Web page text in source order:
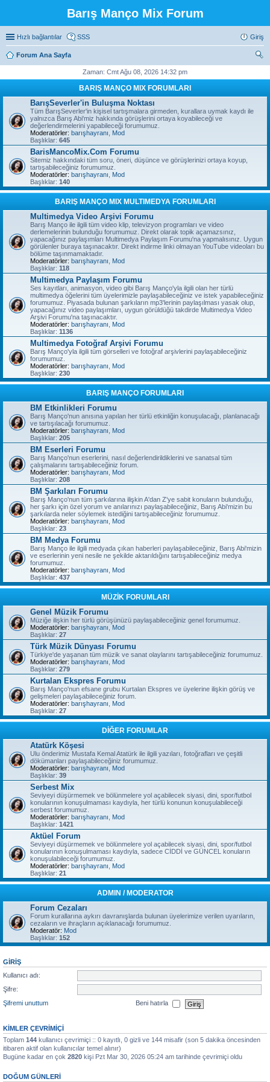
Barış Manço Mix Forum
Hızlı bağlantılar SSS Giriş
Forum Ana Sayfa
Zaman: Cmt Ağu 08, 2026 14:32 pm
BARIŞ MANÇO MIX FORUMLARI
BarışSeverler'in Buluşma Noktası
Tüm BarışSeverler'in kişisel tartışmalara girmeden, kurallara uymak kaydı ile
yalnızca Barış Abi'miz hakkında görüşlerini ortaya koyabileceği ve
değerlendirmelerini yapabileceği forumumuz.
Moderatörler: barışhayranı
Mod
Başlıklar: 645
BarisMancoMix.Com Forumu
Sitemiz hakkındaki tüm soru, öneri, düşünce ve görüşlerinizi ortaya koyup,
tartışabileceğiniz forumumuz.
Moderatörler: barışhayranı
Mod
Başlıklar: 140
BARIŞ MANÇO MIX MULTIMEDYA FORUMLARI
Multimedya Video Arşivi Forumu
Barış Manço ile ilgili tüm video klip, televizyon programları ve video
derlemelerinin bulunduğu forumumuz. Direkt olarak topik açamazsınız,
yapacağınız paylaşımları Multimedya Paylaşım Forumu'na yapmalısınız. Uygun
görülenler buraya taşınacaktır. Direkt indirme linki olmayan YouTube videoları bu
bölüme taşınmamaktadır.
Moderatörler: barışhayranı
Mod
Başlıklar: 118
Multimedya Paylaşım Forumu
Ses kayıtları, animasyon, video gibi Barış Manço'yla ilgili olan her türlü
multimedya öğelerini tüm üyelerimizle paylaşabileceğiniz ve istek yapabileceğiniz
forumumuz. Piyasada bulunan şarkıların mp3'lerinin paylaşılması yasak olup,
yapacağınız video paylaşımları, uygun görüldüğü takdirde Multimedya Video
Arşivi Forumu'na taşınacaktır.
Moderatörler: barışhayranı
Mod
Başlıklar: 1136
Multimedya Fotoğraf Arşivi Forumu
Barış Manço'yla ilgili tüm görselleri ve fotoğraf arşivlerini paylaşabileceğiniz
forumumuz.
Moderatörler: barışhayranı
Mod
Başlıklar: 230
BARIŞ MANÇO FORUMLARI
BM Etkinlikleri Forumu
Barış Manço'nun anısına yapılan her türlü etkinliğin konuşulacağı, planlanacağı
ve tartışılacağı forumumuz.
Moderatörler: barışhayranı
Mod
Başlıklar: 205
BM Eserleri Forumu
Barış Manço'nun eserlerini, nasıl değerlendirildiklerini ve sanatsal tüm
çalışmalarını tartışabileceğiniz forum.
Moderatörler: barışhayranı
Mod
Başlıklar: 208
BM Şarkıları Forumu
Barış Manço'nun tüm şarkılarına ilişkin A'dan Z'ye sabit konuların bulunduğu,
her şarkı için özel yorum ve anılarınızı paylaşabileceğiniz, Barış Abi'mizin bu
şarkılarda neler söylemek istediğini tartışabileceğiniz forumumuz.
Moderatörler: barışhayranı
Mod
Başlıklar: 23
BM Medya Forumu
Barış Manço ile ilgili medyada çıkan haberleri paylaşabileceğiniz, Barış Abi'mizin
ve eserlerinin yeni nesile ne şekilde aktarıldığını tartışabileceğiniz medya
forumumuz.
Moderatörler: barışhayranı
Mod
Başlıklar: 437
MÜZİK FORUMLARI
Genel Müzik Forumu
Müziğe ilişkin her türlü görüşünüzü paylaşabileceğiniz genel forumumuz.
Moderatörler: barışhayranı
Mod
Başlıklar: 27
Türk Müzik Dünyası Forumu
Türkiye'de yaşanan tüm müzik ve sanat olaylarını tartışabileceğiniz forumumuz.
Moderatörler: barışhayranı
Mod
Başlıklar: 279
Kurtalan Ekspres Forumu
Barış Manço'nun efsane grubu Kurtalan Ekspres ve üyelerine ilişkin görüş ve
gelişmeleri paylaşabileceğiniz forum.
Moderatörler: barışhayranı
Mod
Başlıklar: 27
DİĞER FORUMLAR
Atatürk Köşesi
Ulu önderimiz Mustafa Kemal Atatürk ile ilgili yazıları, fotoğrafları ve çeşitli
dökümanları paylaşabileceğiniz forumumuz.
Moderatörler: barışhayranı
Mod
Başlıklar: 39
Serbest Mix
Seviyeyi düşürmemek ve bölünmelere yol açabilecek siyasi, dini, spor/futbol
konularının konuşulmaması kaydıyla, her türlü konunun konuşulabileceği
serbest forumumuz.
Moderatörler: barışhayranı
Mod
Başlıklar: 1421
Aktüel Forum
Seviyeyi düşürmemek ve bölünmelere yol açabilecek siyasi, dini, spor/futbol
konularının konuşulmaması kaydıyla, sadece CİDDİ ve GÜNCEL konuların
konuşulabileceği forumumuz.
Moderatörler: barışhayranı
Mod
Başlıklar: 21
ADMIN / MODERATOR
Forum Cezaları
Forum kurallarına aykırı davranışlarda bulunan üyelerimize verilen uyarıların,
cezaların ve ihraçların açıklanacağı forumumuz.
Moderatör: Mod
Başlıklar: 152
GIRIŞ
Kullanıcı adı:
Şifre:
Şifremi unuttum
Beni hatırla
KIMLER ÇEVRIMIÇI
Toplam 144 kullanıcı çevrimiçi :: 0 kayıtlı, 0 gizli ve 144 misafir (son 5 dakika öncesinden
itibaren aktif olan kullanıcılar temel alınır)
Bugüne kadar en çok 2820 kişi Pzt Mar 30, 2026 05:24 am tarihinde çevrimiçi oldu
DOĞUM GÜNLERI